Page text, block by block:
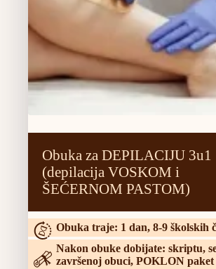
Obuka za DEPILACIJU 3u1
(depilacija VOSKOM i
ŠEĆERNOM PASTOM)
Obuka traje: 1 dan, 8-9 školskih
Nakon obuke dobijate: skriptu,
završenoj obuci, POKLON